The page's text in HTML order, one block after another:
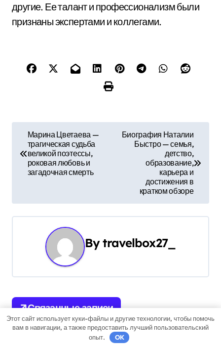
другие. Ее талант и профессионализм были
признаны экспертами и коллегами.
г
и
я
п
о
Марина Цветаева —
трагическая судьба
великой поэтессы,
роковая любовь и
загадочная смерть
Биография Наталии
Быстро — семья,
детство,
образование,
карьера и
достижения в
кратком обзоре
Bytravelbox27_
Связанные записи
Этот сайт использует куки-файлы и другие технологии, чтобы помочь
вам в навигации, а также предоставить лучший пользовательский
опыт.
OK